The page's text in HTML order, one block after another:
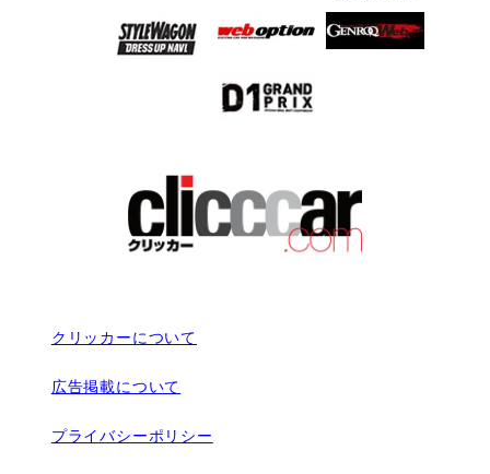
クリッカーについて
広告掲載について
プライバシーポリシー